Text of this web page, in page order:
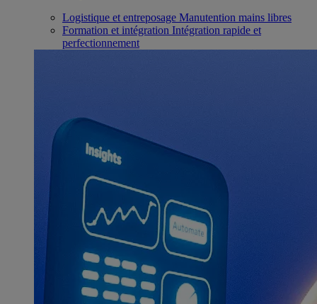
Logistique et entreposage Manutention mains libres
Formation et intégration Intégration rapide et
perfectionnement